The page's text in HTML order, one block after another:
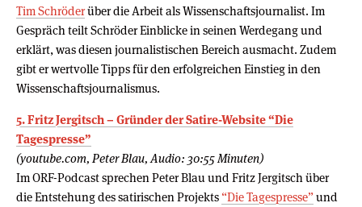
Tim Schröderüber die Arbeit als Wissenschaftsjournalist. Im
Gespräch teilt Schröder Einblicke in seinen Werdegang und
erklärt, was diesen journalistischen Bereich ausmacht. Zudem
gibt er wertvolle Tipps für den erfolgreichen Einstieg in den
Wissenschaftsjournalismus.
5. Fritz Jergitsch – Gründer der Satire-Website “Die
Tagespresse”
(youtube.com, Peter Blau, Audio: 30:55 Minuten)
Im ORF-Podcast sprechen Peter Blau und Fritz Jergitsch über
die Entstehung des satirischen Projekts “Die Tagespresse”und